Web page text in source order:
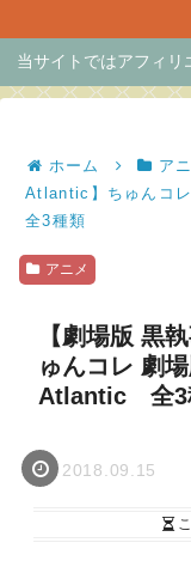
当サイトではアフィリ
ホーム ア
Atlantic】ちゅんコ
全3種類
アニメ
【劇場版 黒
ゅんコレ 劇
Atlantic 全3
2018.09.15